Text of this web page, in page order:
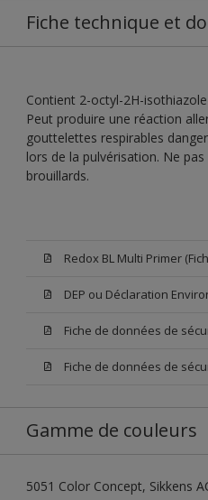
Fiche technique et
Contient 2-octyl-2H-
Peut produire une réaction
gouttelettes respirables
lors de la pulvérisation. Ne
brouillards.
Redox BL Multi Primer
DEP ou Déclaration
Gamme de couleurs
5051 Color Concept, Sikkens